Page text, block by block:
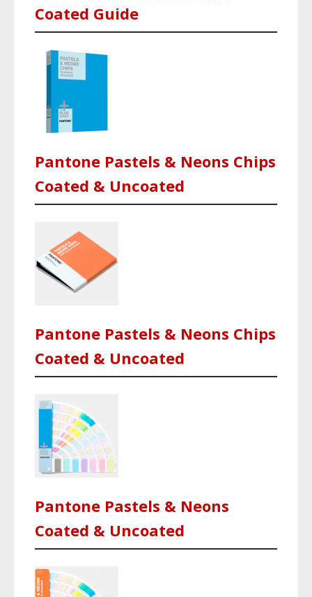
Coated Guide
Pantone Pastels & Neons Chips
Coated & Uncoated
Pantone Pastels & Neons Chips
Coated & Uncoated
Pantone Pastels & Neons
Coated & Uncoated